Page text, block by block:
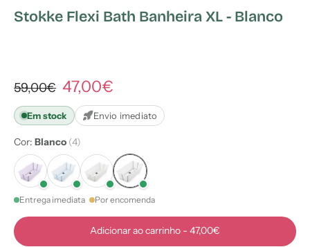
Stokke Flexi Bath Banheira XL - Blanco
59,00€ 47,00€
Em stock Envio imediato
Cor: Blanco (4)
Entrega imediata Por encomenda
Adicionar ao carrinho - 47,00€